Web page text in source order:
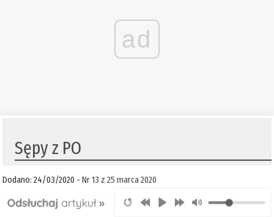
ad
Sępy z PO
Dodano: 24/03/2020 -Nr 13 z 25 marca 2020